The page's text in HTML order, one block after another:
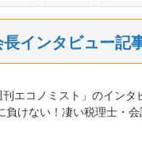
長インタビュー記
エコノミスト」のイン
けない！凄い税理士・